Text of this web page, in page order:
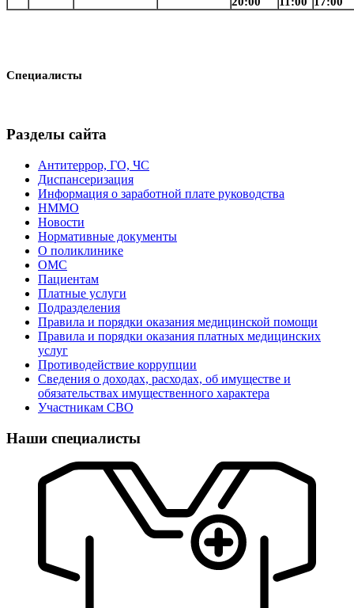
Специалисты
Разделы сайта
Антитеррор, ГО, ЧС
Диспансеризация
Информация о заработной плате руководства
НММО
Новости
Нормативные документы
О поликлинике
ОМС
Пациентам
Платные услуги
Подразделения
Правила и порядки оказания медицинской помощи
Правила и порядки оказания платных медицинских
услуг
Противодействие коррупции
Сведения о доходах, расходах, об имуществе и
обязательствах имущественного характера
Участникам СВО
Наши специалисты